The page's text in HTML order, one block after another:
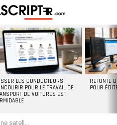
LES CONDUCTEURS
POUR LE TRAVAIL DE
DE VOITURES EST
REFONTE
POUR
le tourisme extrême ?